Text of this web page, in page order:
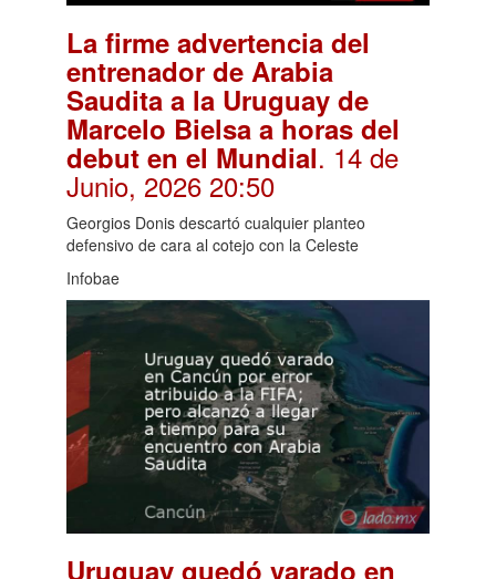
La firme advertencia del
entrenador de Arabia
Saudita a la Uruguay de
Marcelo Bielsa a horas del
debut en el Mundial. 14 de
Junio, 2026 20:50
Georgios Donis descartó cualquier planteo
defensivo de cara al cotejo con la Celeste
Infobae
Uruguay quedó varado en